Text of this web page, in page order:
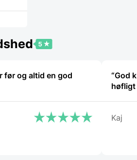
Mulighederne
kan
varesiden
før og altid en god
“God
høfligt
Kaj